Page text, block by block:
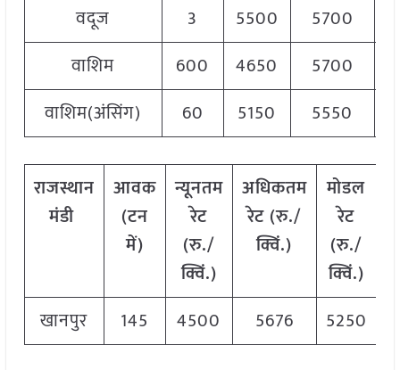
वदूज
3 5500 5700
वाशिम
600 4650 5700
वाशिम(अंसिंग)
60 5150 5550
राजस्थान
मंडी
आवक
(टन
में)
न्यूनतम
रेट
(रु./
क्विं.)
अधिकतम
रेट (रु./
क्विं.)
मोडल
रेट
(रु./
क्विं.)
खानपुर
145 4500 5676 5250